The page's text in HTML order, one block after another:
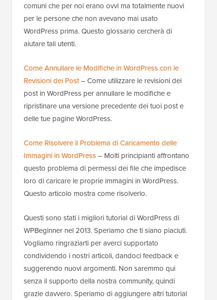
comuni che per noi erano ovvi ma totalmente nuovi
per le persone che non avevano mai usato
WordPress prima. Questo glossario cercherà di
aiutare tali utenti.
Come Annullare le Modifiche in WordPress con le
Revisioni dei Post– Come utilizzare le revisioni dei
post in WordPress per annullare le modifiche e
ripristinare una versione precedente dei tuoi post e
delle tue pagine WordPress.
Come Risolvere il Problema di Caricamento delle
Immagini in WordPress– Molti principianti affrontano
questo problema di permessi dei file che impedisce
loro di caricare le proprie immagini in WordPress.
Questo articolo mostra come risolverlo.
Questi sono stati i migliori tutorial di WordPress di
WPBeginner nel 2013. Speriamo che ti siano piaciuti.
Vogliamo ringraziarti per averci supportato
condividendo i nostri articoli, dandoci feedback e
suggerendo nuovi argomenti. Non saremmo qui
senza il supporto della nostra community, quindi
grazie davvero. Speriamo di aggiungere altri tutorial